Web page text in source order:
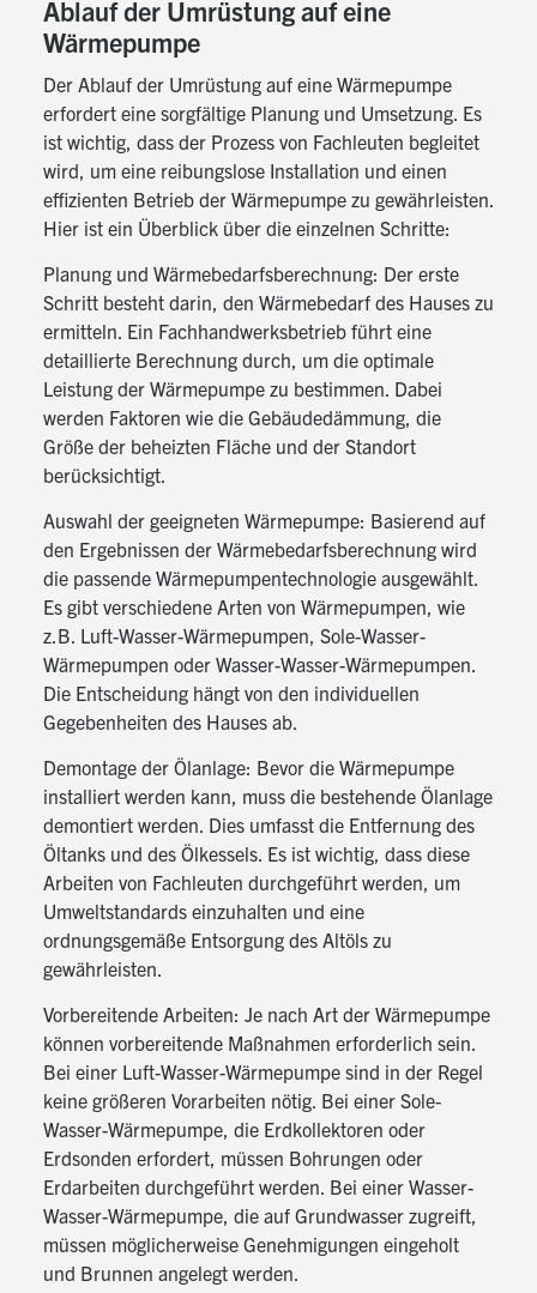
Ablauf der Umrüstung auf eine
Wärmepumpe
Der Ablauf der Umrüstung auf eine Wärmepumpe
erfordert eine sorgfältige Planung und Umsetzung. Es
ist wichtig, dass der Prozess von Fachleuten begleitet
wird, um eine reibungslose Installation und einen
effizienten Betrieb der Wärmepumpe zu gewährleisten.
Hier ist ein Überblick über die einzelnen Schritte:
Planung und Wärmebedarfsberechnung: Der erste
Schritt besteht darin, den Wärmebedarf des Hauses zu
ermitteln. Ein Fachhandwerksbetrieb führt eine
detaillierte Berechnung durch, um die optimale
Leistung der Wärmepumpe zu bestimmen. Dabei
werden Faktoren wie die Gebäudedämmung, die
Größe der beheizten Fläche und der Standort
berücksichtigt.
Auswahl der geeigneten Wärmepumpe: Basierend auf
den Ergebnissen der Wärmebedarfsberechnung wird
die passende Wärmepumpentechnologie ausgewählt.
Es gibt verschiedene Arten von Wärmepumpen, wie
z.B. Luft-Wasser-Wärmepumpen, Sole-Wasser-
Wärmepumpen oder Wasser-Wasser-Wärmepumpen.
Die Entscheidung hängt von den individuellen
Gegebenheiten des Hauses ab.
Demontage der Ölanlage: Bevor die Wärmepumpe
installiert werden kann, muss die bestehende Ölanlage
demontiert werden. Dies umfasst die Entfernung des
Öltanks und des Ölkessels. Es ist wichtig, dass diese
Arbeiten von Fachleuten durchgeführt werden, um
Umweltstandards einzuhalten und eine
ordnungsgemäße Entsorgung des Altöls zu
gewährleisten.
Vorbereitende Arbeiten: Je nach Art der Wärmepumpe
können vorbereitende Maßnahmen erforderlich sein.
Bei einer Luft-Wasser-Wärmepumpe sind in der Regel
keine größeren Vorarbeiten nötig. Bei einer Sole-
Wasser-Wärmepumpe, die Erdkollektoren oder
Erdsonden erfordert, müssen Bohrungen oder
Erdarbeiten durchgeführt werden. Bei einer Wasser-
Wasser-Wärmepumpe, die auf Grundwasser zugreift,
müssen möglicherweise Genehmigungen eingeholt
und Brunnen angelegt werden.